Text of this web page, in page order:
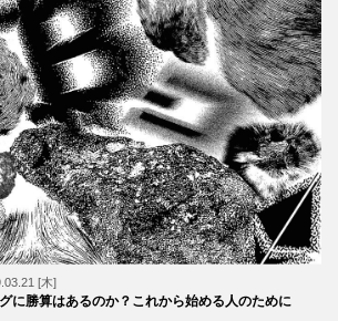
[木]
に勝算はあるのか？これから始める人のために